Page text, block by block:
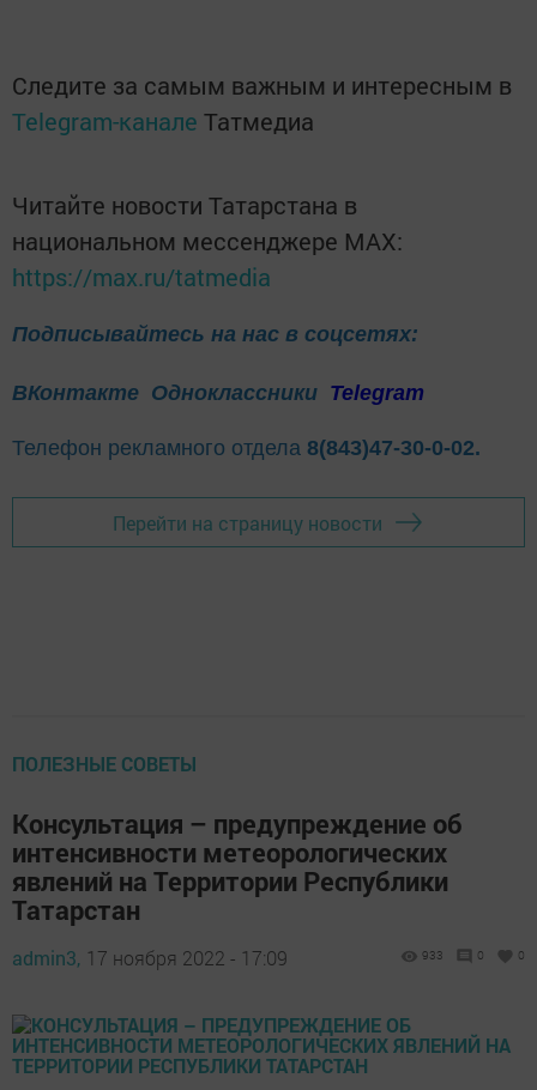
Следите за самым важным и интересным в
Telegram-канале Татмедиа
Читайте новости Татарстана в
национальном мессенджере MАХ:
https://max.ru/tatmedia
Подписывайтесь на нас в соцсетях:
ВКонтакте Одноклассники Telegram
Телефон рекламного отдела 8(843)47-30-0-02.
Перейти на страницу новости
ПОЛЕЗНЫЕ СОВЕТЫ
Консультация – предупреждение об
интенсивности метеорологических
явлений на Территории Республики
Татарстан
admin3, 17 ноября 2022 - 17:09 933 0 0